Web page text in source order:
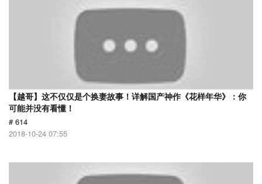
【越哥】这不仅仅是个换妻故事！详解国产神作《花样年华》：你
可能并没有看懂！
# 614
2018-10-24 07:55